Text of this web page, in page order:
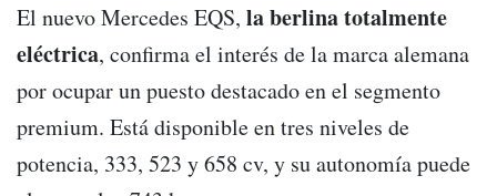
El nuevo Mercedes EQS, la berlina totalmente
eléctrica, confirma el interés de la marca alemana
por ocupar un puesto destacado en el segmento
premium. Está disponible en tres niveles de
potencia, 333, 523 y 658 cv, y su autonomía puede